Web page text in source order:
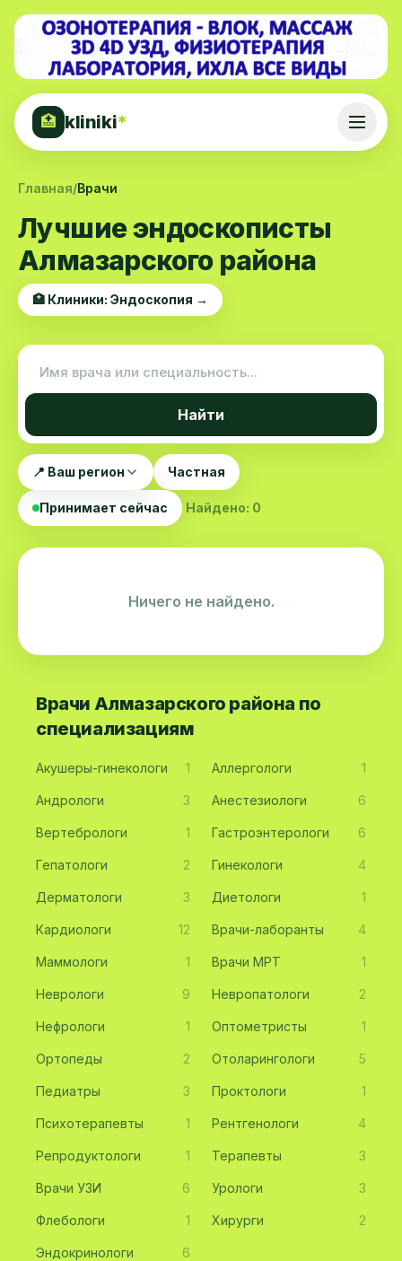
🏥 kliniki*
Главная/Врачи
Лучшие эндоскописты
Алмазарского района
🏥 Клиники: Эндоскопия →
Найти
📍 Ваш регион Частная
Принимает сейчас Найдено: 0
Ничего не найдено.
Врачи Алмазарского района по
специализациям
Акушеры-гинекологи 1 Аллергологи 1
Андрологи 3 Анестезиологи 6
Вертебрологи 1 Гастроэнтерологи 6
Гепатологи 2 Гинекологи 4
Дерматологи 3 Диетологи 1
Кардиологи 12 Врачи-лаборанты 4
Маммологи 1 Врачи МРТ 1
Неврологи 9 Невропатологи 2
Нефрологи 1 Оптометристы 1
Ортопеды 2 Отоларингологи 5
Педиатры 3 Проктологи 1
Психотерапевты 1 Рентгенологи 4
Репродуктологи 1 Терапевты 3
Врачи УЗИ 6 Урологи 3
Флебологи 1 Хирурги 2
Эндокринологи 6